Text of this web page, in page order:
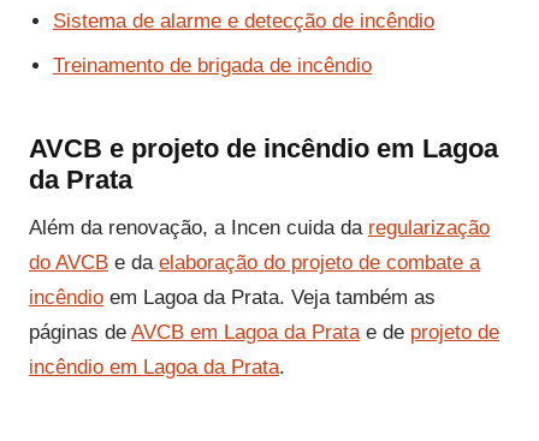
Sistema de alarme e detecção de incêndio
Treinamento de brigada de incêndio
AVCB e projeto de incêndio em Lagoa
da Prata
Além da renovação, a Incen cuida da regularização
do AVCB e da elaboração do projeto de combate a
incêndio em Lagoa da Prata. Veja também as
páginas de AVCB em Lagoa da Pratae de projeto de
incêndio em Lagoa da Prata.